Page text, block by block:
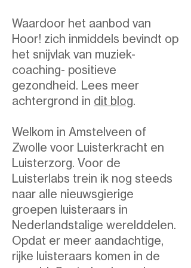
Waardoor het aanbod van
Hoor! zich inmiddels bevindt op
het snijvlak van muziek-
coaching- positieve
gezondheid.​ Lees meer
achtergrond in dit blog.
Welkom in Amstelveen of
Zwolle voor Luisterkracht en
Luisterzorg. Voor de
Luisterlabs trein ik nog steeds
naar alle nieuwsgierige
groepen luisteraars in
Nederlandstalige werelddelen.
Opdat er meer aandachtige,
rijke luisteraars komen in de